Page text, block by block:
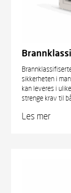
sikkerheten i
kan leveres i
strenge krav til
Les mer